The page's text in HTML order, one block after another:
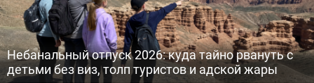
Небанальный отпуск 2026: куда тайно рвануть с
детьми без виз, толп туристов и адской жары